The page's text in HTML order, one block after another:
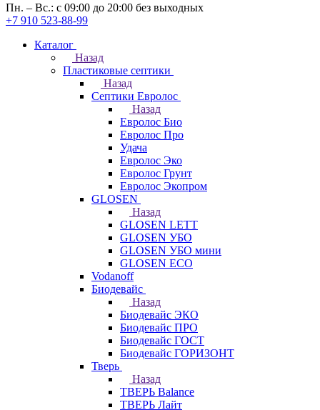
Пн. – Вс.: с 09:00 до 20:00 без выходных
+7 910 523-88-99
Каталог
Назад
Пластиковые септики
Назад
Септики Евролос
Назад
Евролос Био
Евролос Про
Удача
Евролос Эко
Евролос Грунт
Евролос Экопром
GLOSEN
Назад
GLOSEN LETT
GLOSEN УБО
GLOSEN УБО мини
GLOSEN ECO
Vodanoff
Биодевайс
Назад
Биодевайс ЭКО
Биодевайс ПРО
Биодевайс ГОСТ
Биодевайс ГОРИЗОНТ
Тверь
Назад
ТВЕРЬ Balance
ТВЕРЬ Лайт